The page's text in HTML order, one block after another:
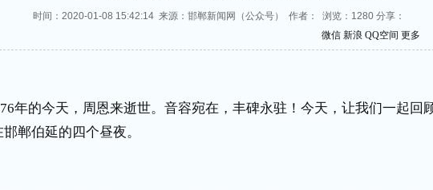
时间：2020-01-08 15:42:14 来源：邯郸新闻网（公众号） 作者： 浏览： 1280 分享：
微信 新浪 QQ空间 更多
年的今天，周恩来逝世。音容宛在，丰碑永驻！今天，让我们一起回
郸伯延的四个昼夜。